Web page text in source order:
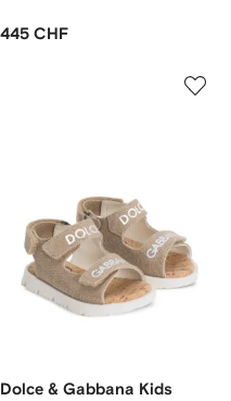
445 CHF
Dolce & Gabbana Kids